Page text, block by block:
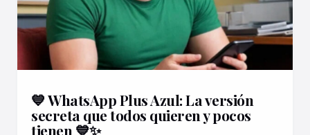
💙 WhatsApp Plus Azul: La versión
secreta que todos quieren y pocos
tienen 💙✨